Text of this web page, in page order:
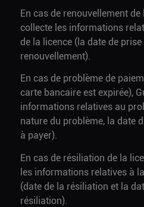
En cas de renouvellement
collecte les informations
de la licence (la date de prise
renouvellement).
En cas de problème de
carte bancaire est expirée),
informations relatives au
nature du problème, la date
à payer).
En cas de résiliation de la
les informations relatives à
(date de la résiliation et la
résiliation).